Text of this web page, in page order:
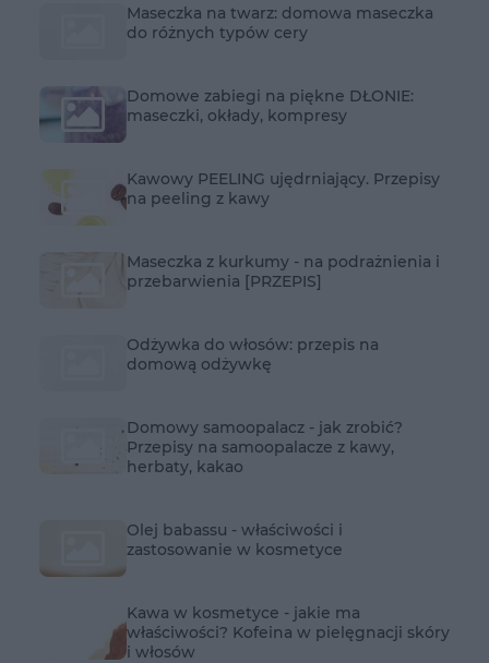
Maseczka na twarz: domowa maseczka
do różnych typów cery
Domowe zabiegi na piękne DŁONIE:
maseczki, okłady, kompresy
Kawowy PEELING ujędrniający. Przepisy
na peeling z kawy
Maseczka z kurkumy - na podrażnienia i
przebarwienia [PRZEPIS]
Odżywka do włosów: przepis na
domową odżywkę
Domowy samoopalacz - jak zrobić?
Przepisy na samoopalacze z kawy,
herbaty, kakao
Olej babassu - właściwości i
zastosowanie w kosmetyce
Kawa w kosmetyce - jakie ma
właściwości? Kofeina w pielęgnacji skóry
i włosów